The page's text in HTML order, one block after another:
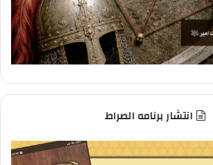
انتشار برنامه الصراط